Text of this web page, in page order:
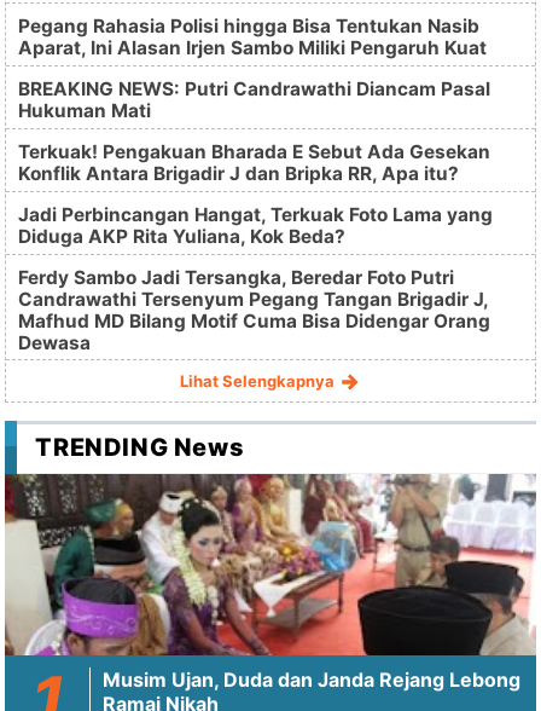
Pegang Rahasia Polisi hingga Bisa Tentukan Nasib
Aparat, Ini Alasan Irjen Sambo Miliki Pengaruh Kuat
BREAKING NEWS: Putri Candrawathi Diancam Pasal
Hukuman Mati
Terkuak! Pengakuan Bharada E Sebut Ada Gesekan
Konflik Antara Brigadir J dan Bripka RR, Apa itu?
Jadi Perbincangan Hangat, Terkuak Foto Lama yang
Diduga AKP Rita Yuliana, Kok Beda?
Ferdy Sambo Jadi Tersangka, Beredar Foto Putri
Candrawathi Tersenyum Pegang Tangan Brigadir J,
Mafhud MD Bilang Motif Cuma Bisa Didengar Orang
Dewasa
Lihat Selengkapnya
TRENDING News
Musim Ujan, Duda dan Janda Rejang Lebong
Ramai Nikah